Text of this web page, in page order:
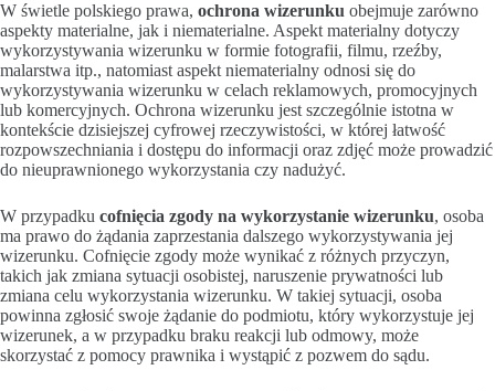
W świetle polskiego prawa, ochrona wizerunku obejmuje zarówno
aspekty materialne, jak i niematerialne. Aspekt materialny dotyczy
wykorzystywania wizerunku w formie fotografii, filmu, rzeźby,
malarstwa itp., natomiast aspekt niematerialny odnosi się do
wykorzystywania wizerunku w celach reklamowych, promocyjnych
lub komercyjnych. Ochrona wizerunku jest szczególnie istotna w
kontekście dzisiejszej cyfrowej rzeczywistości, w której łatwość
rozpowszechniania i dostępu do informacji oraz zdjęć może prowadzić
do nieuprawnionego wykorzystania czy nadużyć.
W przypadku cofnięcia zgody na wykorzystanie wizerunku, osoba
ma prawo do żądania zaprzestania dalszego wykorzystywania jej
wizerunku. Cofnięcie zgody może wynikać z różnych przyczyn,
takich jak zmiana sytuacji osobistej, naruszenie prywatności lub
zmiana celu wykorzystania wizerunku. W takiej sytuacji, osoba
powinna zgłosić swoje żądanie do podmiotu, który wykorzystuje jej
wizerunek, a w przypadku braku reakcji lub odmowy, może
skorzystać z pomocy prawnika i wystąpić z pozwem do sądu.